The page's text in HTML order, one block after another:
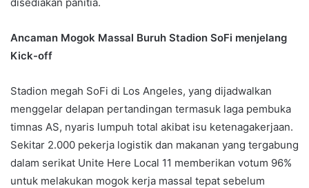
Ancaman Mogok Massal Buruh Stadion SoFi menjelang
Kick-off
Stadion megah SoFi di Los Angeles, yang dijadwalkan
menggelar delapan pertandingan termasuk laga pembuka
timnas AS, nyaris lumpuh total akibat isu ketenagakerjaan.
Sekitar 2.000 pekerja logistik dan makanan yang tergabung
dalam serikat Unite Here Local 11 memberikan votum 96%
untuk melakukan mogok kerja massal tepat sebelum